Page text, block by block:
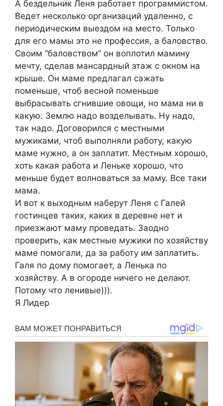
А бездельник Леня работает программистом.
Ведет несколько организаций удаленно, с
периодическим выездом на место. Только
для его мамы это не профессия, а баловство.
Своим “баловством” он воплотил мамину
мечту, сделав мансардный этаж с окном на
крыше. Он маме предлагал сажать
поменьше, чтоб весной поменьше
выбрасывать сгнившие овощи, но мама ни в
какую. Землю надо возделывать. Ну надо,
так надо. Договорился с местными
мужиками, чтоб выполняли работу, какую
маме нужно, а он заплатит. Местным хорошо,
хоть какая работа и Леньке хорошо, что
меньше будет волноваться за маму. Все таки
мама.
И вот к выходным наберут Леня с Галей
гостинцев таких, каких в деревне нет и
приезжают маму проведать. Заодно
проверить, как местные мужики по хозяйству
маме помогали, да за работу им заплатить.
Галя по дому помогает, а Ленька по
хозяйству. А в огороде ничего не делают.
Потому что ленивые))).
Я Лидер